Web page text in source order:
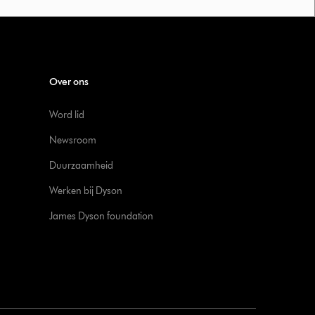
Over ons
Word lid
Newsroom
Duurzaamheid
Werken bij Dyson
James Dyson foundation